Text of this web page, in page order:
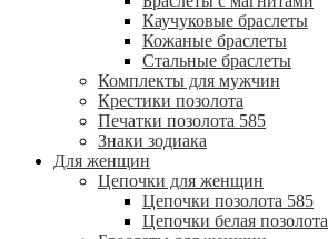
Каучуковые браслеты
Кожаные браслеты
Стальные браслеты
Комплекты для мужчин
Крестики позолота
Печатки позолота 585
Знаки зодиака
Для женщин
Цепочки для женщин
Цепочки позолота 585
Цепочки белая позолота